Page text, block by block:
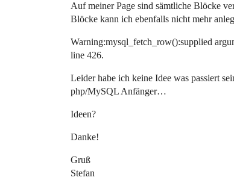
Auf meiner Page sind sämtliche Blöcke
Blöcke kann ich ebenfalls nicht mehr
Warning:mysql_fetch_row():supplied
line 426.
Leider habe ich keine Idee was passiert
php/MySQL Anfänger…
Ideen?
Danke!
Gruß
Stefan